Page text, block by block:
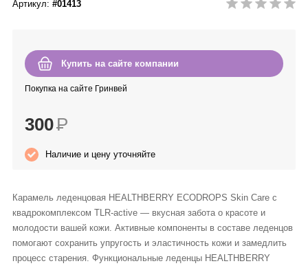
Intilia
Happy Dew
Enjoy Care
Green Minds
Артикул: #01413
Купить на сайте компании
Покупка на сайте Гринвей
300Р
Наличие и цену уточняйте
Карамель леденцовая HEALTHBERRY ECODROPS Skin Care с
квадрокомплексом TLR-active — вкусная забота о красоте и
молодости вашей кожи. Активные компоненты в составе леденцов
помогают сохранить упругость и эластичность кожи и замедлить
процесс старения. Функциональные леденцы HEALTHBERRY